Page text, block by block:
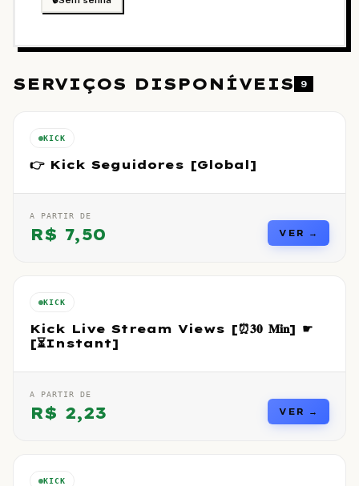
SERVIÇOS DISPONÍVEIS 9
KICK
👉 Kick Seguidores [Global]
A PARTIR DE
R$ 7,50 VER →
KICK
Kick Live Stream Views [⏰𝟑𝟎 𝐌𝐢𝐧] ☛
[⏳Instant]
A PARTIR DE
R$ 2,23 VER →
KICK